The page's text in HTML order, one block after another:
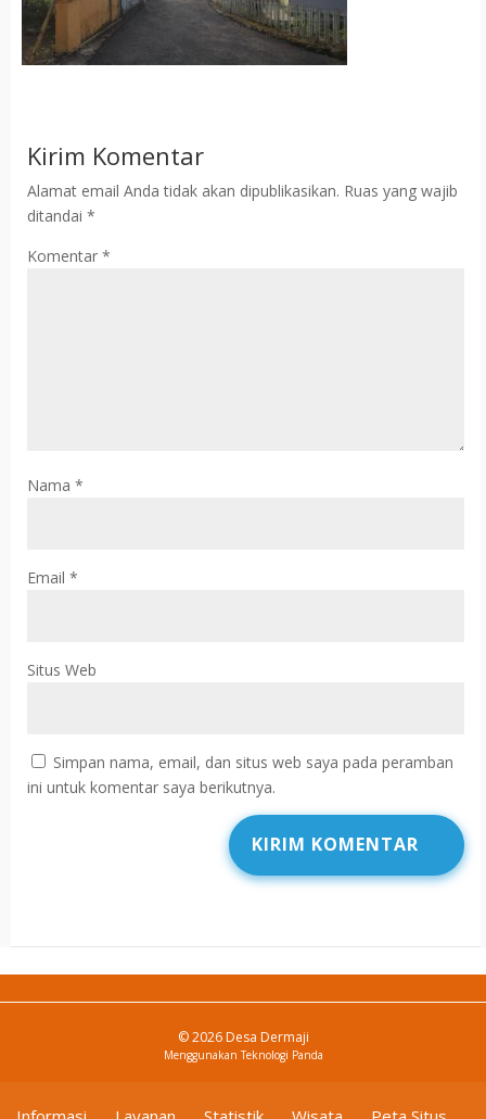
Kirim Komentar
Alamat email Anda tidak akan dipublikasikan. Ruas yang wajib
ditandai *
Komentar *
Nama *
Email *
Situs Web
Simpan nama, email, dan situs web saya pada peramban
ini untuk komentar saya berikutnya.
© 2026 Desa Dermaji
MenggunakanTeknologi Panda